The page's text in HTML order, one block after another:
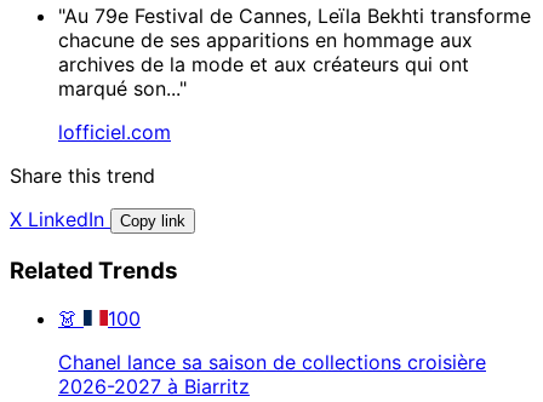
"Au 79e Festival de Cannes, Leïla Bekhti transforme
chacune de ses apparitions en hommage aux
archives de la mode et aux créateurs qui ont
marqué son..."
lofficiel.com
Share this trend
X LinkedIn Copy link
Related Trends
👗
100
Chanel lance sa saison de collections croisière
2026-2027 à Biarritz